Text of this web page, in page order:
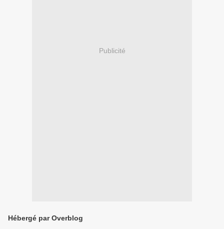
Publicité
Hébergé par Overblog